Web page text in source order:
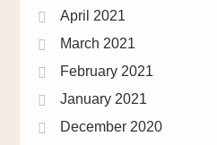
April 2021
March 2021
February 2021
January 2021
December 2020